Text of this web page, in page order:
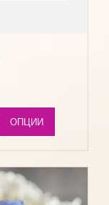
ОПЦИИ